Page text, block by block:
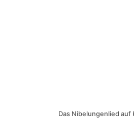
Das Nibelungenlied auf